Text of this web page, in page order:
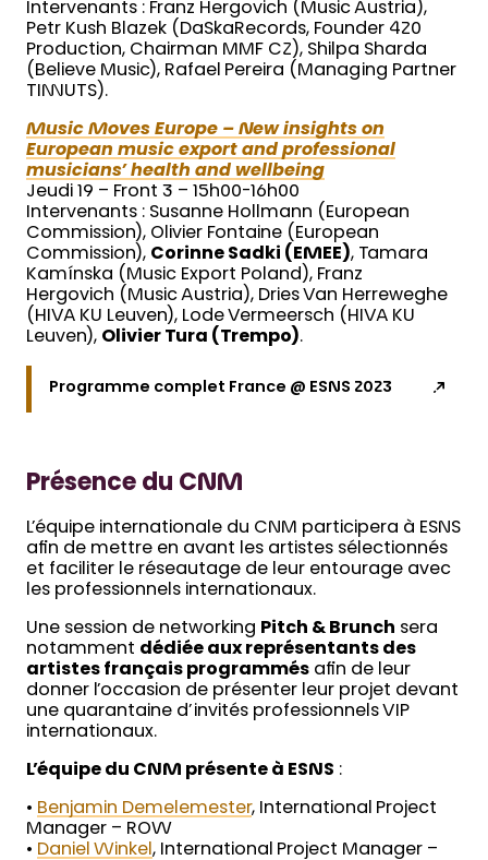
Intervenants : Franz Hergovich (Music Austria),
Petr Kush Blazek (DaSkaRecords, Founder 420
Production, Chairman MMF CZ), Shilpa Sharda
(Believe Music), Rafael Pereira (Managing Partner
TINNUTS).
Music Moves Europe – New insights on
European music export and professional
musicians’ health and wellbeing
Jeudi 19 – Front 3 – 15h00-16h00
Intervenants : Susanne Hollmann (European
Commission), Olivier Fontaine (European
Commission), Corinne Sadki (EMEE), Tamara
Kamínska (Music Export Poland), Franz
Hergovich (Music Austria), Dries Van Herreweghe
(HIVA KU Leuven), Lode Vermeersch (HIVA KU
Leuven), Olivier Tura (Trempo).
Programme complet France @ ESNS 2023
Présence du CNM
L’équipe internationale du CNM participera à ESNS
afin de mettre en avant les artistes sélectionnés
et faciliter le réseautage de leur entourage avec
les professionnels internationaux.
Une session de networking Pitch & Brunch sera
notamment dédiée aux représentants des
artistes français programmés afin de leur
donner l’occasion de présenter leur projet devant
une quarantaine d’invités professionnels VIP
internationaux.
L’équipe du CNM présente à ESNS :
• Benjamin Demelemester, International Project
Manager – ROW
• Daniel Winkel , International Project Manager –